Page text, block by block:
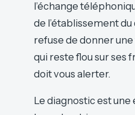
l’échange
de l’établissement
refuse de donner
qui reste flou sur ses
doit vous alerter.
Le diagnostic est une